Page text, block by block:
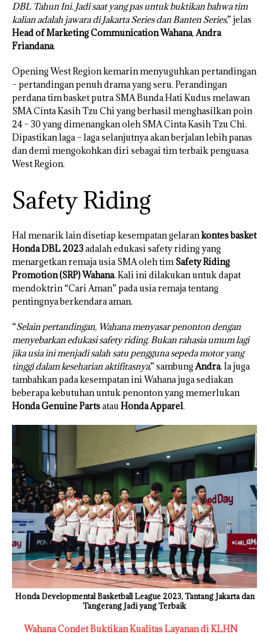
DBL Tahun Ini. Jadi saat yang pas untuk buktikan bahwa tim
kalian adalah jawara di Jakarta Series dan Banten Series,” jelas
Head of Marketing Communication Wahana,Andra
Friandana.
Opening West Region kemarin menyuguhkan pertandingan
– pertandingan penuh drama yang seru. Perandingan
perdana tim basket putra SMA Bunda Hati Kudus melawan
SMA Cinta Kasih Tzu Chi yang berhasil menghasilkan poin
24 – 30 yang dimenangkan oleh SMA Cinta Kasih Tzu Chi.
Dipastikan laga – laga selanjutnya akan berjalan lebih panas
dan demi mengokohkan diri sebagai tim terbaik penguasa
West Region.
Safety Riding
Hal menarik lain disetiap kesempatan gelarankontes basket
Honda DBL 2023adalah edukasi safety riding yang
menargetkan remaja usia SMA oleh timSafety Riding
Promotion (SRP) Wahana. Kali ini dilakukan untuk dapat
mendoktrin “Cari Aman” pada usia remaja tentang
pentingnya berkendara aman.
“Selain pertandingan, Wahana menyasar penonton dengan
menyebarkan edukasi safety riding. Bukan rahasia umum lagi
jika usia ini menjadi salah satu pengguna sepeda motor yang
tinggi dalam keseharian aktifitasnya,” sambungAndra. Ia juga
tambahkan pada kesempatan ini Wahana juga sediakan
beberapa kebutuhan untuk penonton yang memerlukan
Honda Genuine PartsatauHonda Apparel.
Honda Developmental Basketball League 2023, Tantang Jakarta dan
Tangerang Jadi yang Terbaik
Wahana Condet Buktikan Kualitas Layanan di KLHN